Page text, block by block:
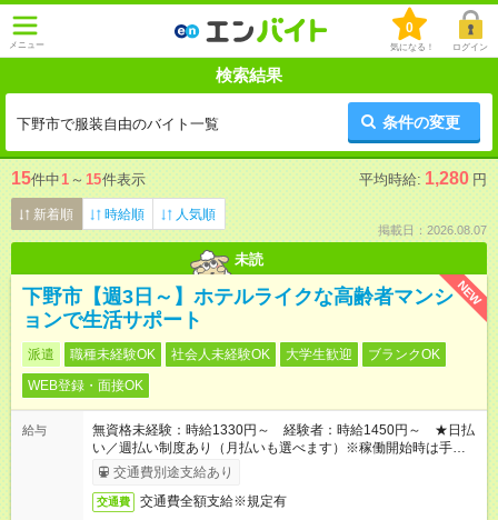
メニュー
0
気になる！ ログイン
検索結果
下野市で服装自由のバイト一覧 条件の変更
15件中1 ～ 15件表示 平均時給: 1,280 円
新着順 時給順 人気順
掲載日：2026.08.07
未読
NEW
下野市【週3日～】ホテルライクな高齢者マンシ
ョンで生活サポート
派遣 職種未経験OK 社会人未経験OK 大学生歓迎
ブランクOK
WEB登録・面接OK
給与
無資格未経験：時給1330円～ 経験者：時給1450円～ ★日払
い／週払い制度あり（月払いも選べます）※稼働開始時は手続き
完了次第のお支払いとなります。
交通費別途支給あり
交通費 交通費全額支給※規定有